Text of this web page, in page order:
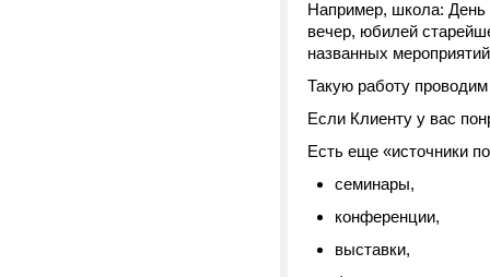
Например, школа: День
вечер, юбилей
названных
Такую работу
Если Клиенту у вас
Есть еще «источники
семинары,
конференции,
выставки,